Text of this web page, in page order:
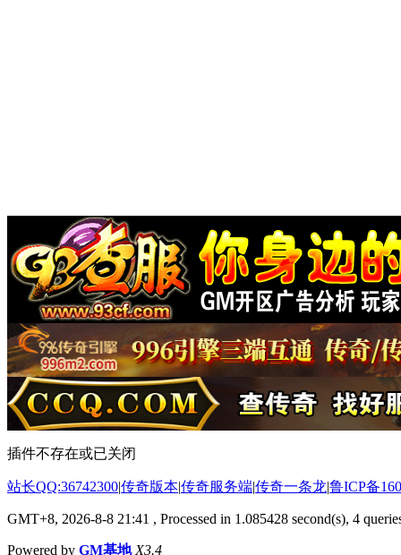
插件不存在或已关闭
站长QQ:36742300|传奇版本|传奇服务端|传奇一条龙|鲁ICP备
GMT+8, 2026-8-8 21:41 , Processed in 1.085428 second(s), 4
Powered by GM基地 X3.4